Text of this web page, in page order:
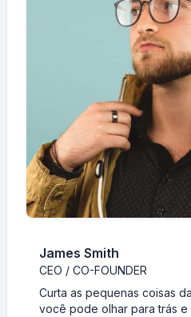
James Smith
CEO / CO-FOUNDER
Curta as pequenas coisas
você pode olhar para trás